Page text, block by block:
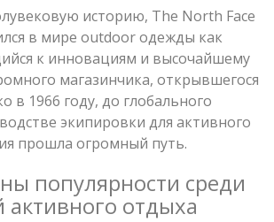
историю, The North Face
в мире outdoor одежды как
к инновациям и высочайшему
магазинчика, открывшегося
в 1966 году, до глобального
экипировки для активного
прошла огромный путь.
популярности среди
отдыха